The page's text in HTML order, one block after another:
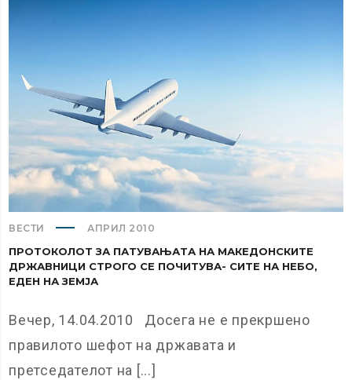
ВЕСТИ АПРИЛ 2010
ПРОТОКОЛОТ ЗА ПАТУВАЊАТА НА МАКЕДОНСКИТЕ
ДРЖАВНИЦИ СТРОГО СЕ ПОЧИТУВА- СИТЕ НА НЕБО,
ЕДЕН НА ЗЕМЈА
Вечер, 14.04.2010 Досега не е прекршено
правилото шефот на државата и
претседателот на [...]